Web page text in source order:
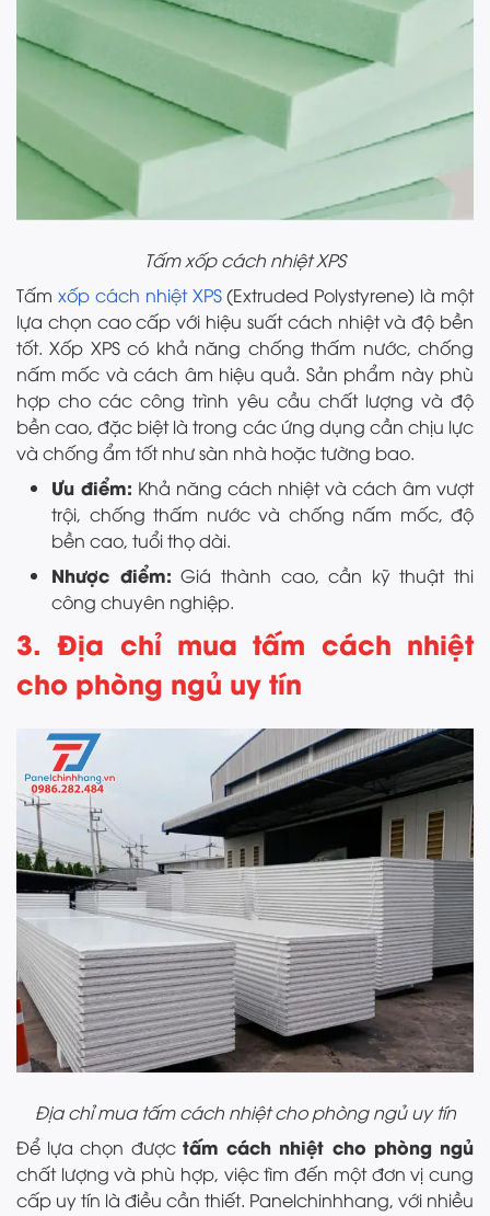
Tấm xốp cách nhiệt XPS
Tấm xốp cách nhiệt XPS(Extruded Polystyrene) là một
lựa chọn cao cấp với hiệu suất cách nhiệt và độ bền
tốt. Xốp XPS có khả năng chống thấm nước, chống
nấm mốc và cách âm hiệu quả. Sản phẩm này phù
hợp cho các công trình yêu cầu chất lượng và độ
bền cao, đặc biệt là trong các ứng dụng cần chịu lực
và chống ẩm tốt như sàn nhà hoặc tường bao.
Ưu điểm: Khả năng cách nhiệt và cách âm vượt
trội, chống thấm nước và chống nấm mốc, độ
bền cao, tuổi thọ dài.
Nhược điểm: Giá thành cao, cần kỹ thuật thi
công chuyên nghiệp.
3. Địa chỉ mua tấm cách nhiệt
cho phòng ngủ uy tín
Địa chỉ mua tấm cách nhiệt cho phòng ngủ uy tín
Để lựa chọn được tấm cách nhiệt cho phòng ngủ
chất lượng và phù hợp, việc tìm đến một đơn vị cung
cấp uy tín là điều cần thiết. Panelchinhhang, với nhiều